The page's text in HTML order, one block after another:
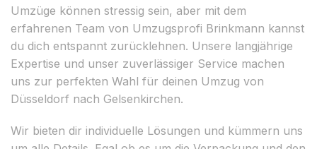
Umzüge können stressig sein, aber mit dem
erfahrenen Team von Umzugsprofi Brinkmann kannst
du dich entspannt zurücklehnen. Unsere langjährige
Expertise und unser zuverlässiger Service machen
uns zur perfekten Wahl für deinen Umzug von
Düsseldorf nach Gelsenkirchen.
Wir bieten dir individuelle Lösungen und kümmern uns